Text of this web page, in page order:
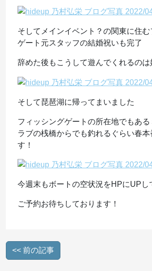
そしてメインイベント？の関東に住
ゲート元スタッフの結婚祝いも完了
辞めた後もこうして遊んでくれるのは
そして琵琶湖に帰ってまいました
フィッシングゲートの所在地でもある
ラブの桟橋からでも釣れるぐらい春
す！
今週末もボートの空状況をHPにUPし
ご予約お待ちしております！
<< 前の記事